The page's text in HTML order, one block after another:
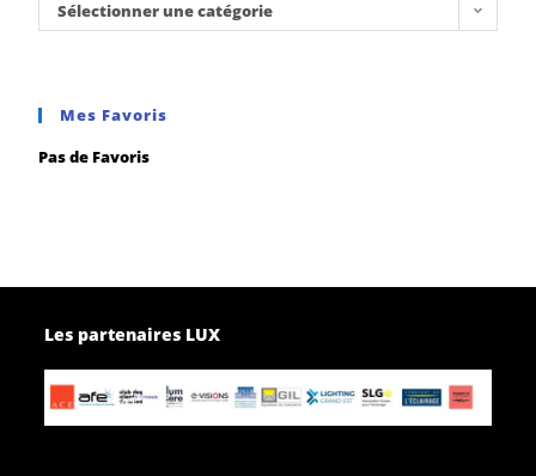
Sélectionner une catégorie
Mes Favoris
Pas de Favoris
Les partenaires LUX